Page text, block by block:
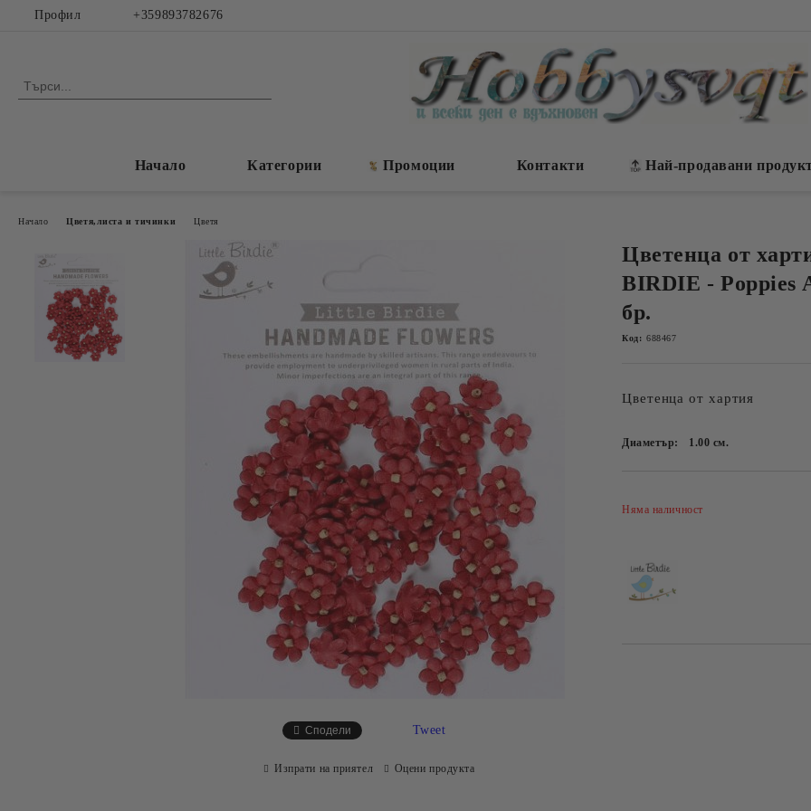
Профил +359893782676
Начало Категории Промоции Контакти Най-продавани
Начало Цветя,листа и тичинки Цветя
Цветенца от
BIRDIE - Poppies
бр.
Код: 688467
Цветенца от хартия
Диаметър: 1.00 см.
Няма наличност
Сподели Tweet
Изпрати на приятел Оцени продукта